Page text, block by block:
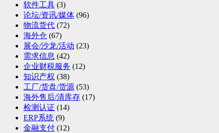
软件工具 (3)
论坛/资讯/媒体 (96)
物流货代 (72)
海外仓 (67)
展会/沙龙/活动 (23)
需求信息 (42)
企业财税服务 (12)
知识产权 (38)
工厂/货盘/货源 (53)
海外售后/清库存 (17)
检测认证 (14)
ERP系统 (9)
金融支付 (12)